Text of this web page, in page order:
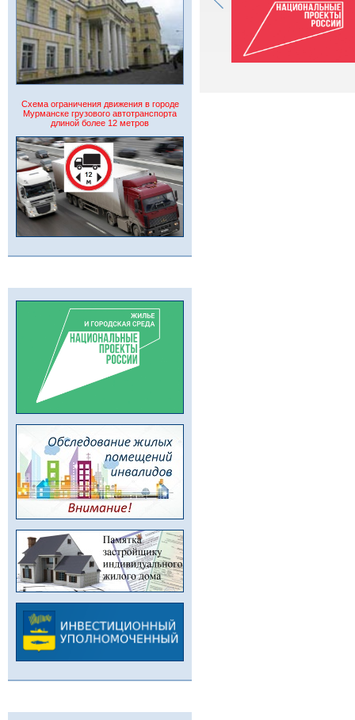
Схема ограничения движения в городе
Мурманске грузового автотранспорта
длиной более 12 метров